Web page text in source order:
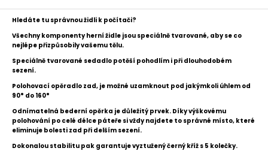
Hledáte tu správnou židli k počítači?
Všechny komponenty herní židle jsou speciálně tvarované, aby se co
nejlépe přizpůsobily vašemu tělu.
Speciálně tvarované sedadlo potěší pohodlím i při dlouhodobém
sezení.
Polohovací opěradlo zad, je možné uzamknout pod jakýmkoli úhlem od
90° do 160°
Odnímatelná bederní opěrka je důležitý prvek. Díky výškovému
polohování po celé délce páteře si vždy najdete to správné místo, které
eliminuje bolesti zad při delším sezení.
Dokonalou stabilitu pak garantuje vyztužený černý kříž s 5 kolečky.